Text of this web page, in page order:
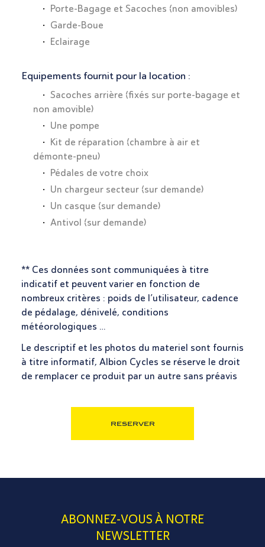
Porte-Bagage et Sacoches (non amovibles)
Garde-Boue
Eclairage
Equipements fournit pour la location :
Sacoches arrière (fixés sur porte-bagage et
non amovible)
Une pompe
Kit de réparation (chambre à air et
démonte-pneu)
Pédales de votre choix
Un chargeur secteur (sur demande)
Un casque (sur demande)
Antivol (sur demande)
** Ces données sont communiquées à titre
indicatif et peuvent varier en fonction de
nombreux critères : poids de l’utilisateur, cadence
de pédalage, dénivelé, conditions
météorologiques …
Le descriptif et les photos du materiel sont fournis
à titre informatif, Albion Cycles se réserve le droit
de remplacer ce produit par un autre sans préavis
reserver
ABONNEZ-VOUS À NOTRE
NEWSLETTER